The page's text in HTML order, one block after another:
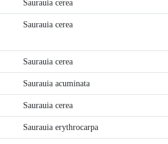
Saurauia cerea
Saurauia cerea
Saurauia cerea
Saurauia acuminata
Saurauia cerea
Saurauia erythrocarpa